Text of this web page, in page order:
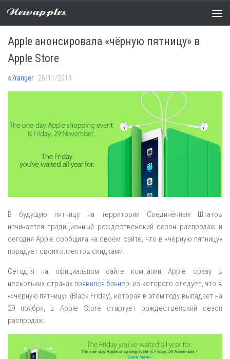
Newapples
НОВОСТИ 0 COMMENTS
Apple анонсировала «чёрную пятницу» в
Apple Store
s7ranger · 26/11/2013
В будущую пятницу на территории Соединённых Штатов
начинается традиционный рождественский сезон распродаж и
сегодня Apple сообщила на своём сайте, что в «чёрную пятницу»
порадует своих клиентов скидками.
Сегодня на официальном сайте компании Apple сразу в
нескольких странах появился баннер , из которого следует, что в
«»чёрную пятницу» (Black Friday), которая в этом году выпадает на
29 ноября, в Apple Store стартует рождественский сезон
распродаж.